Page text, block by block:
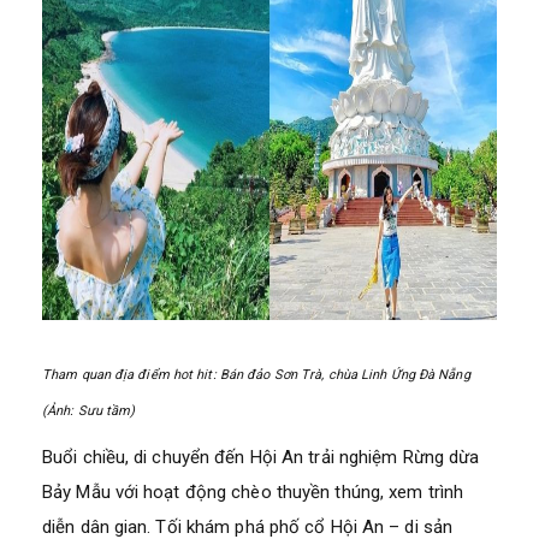
Tham quan địa điểm hot hit: Bán đảo Sơn Trà, chùa Linh Ứng Đà Nẵng
(Ảnh: Sưu tầm)
Buổi chiều, di chuyển đến Hội An trải nghiệm Rừng dừa
Bảy Mẫu với hoạt động chèo thuyền thúng, xem trình
diễn dân gian. Tối khám phá phố cổ Hội An – di sản